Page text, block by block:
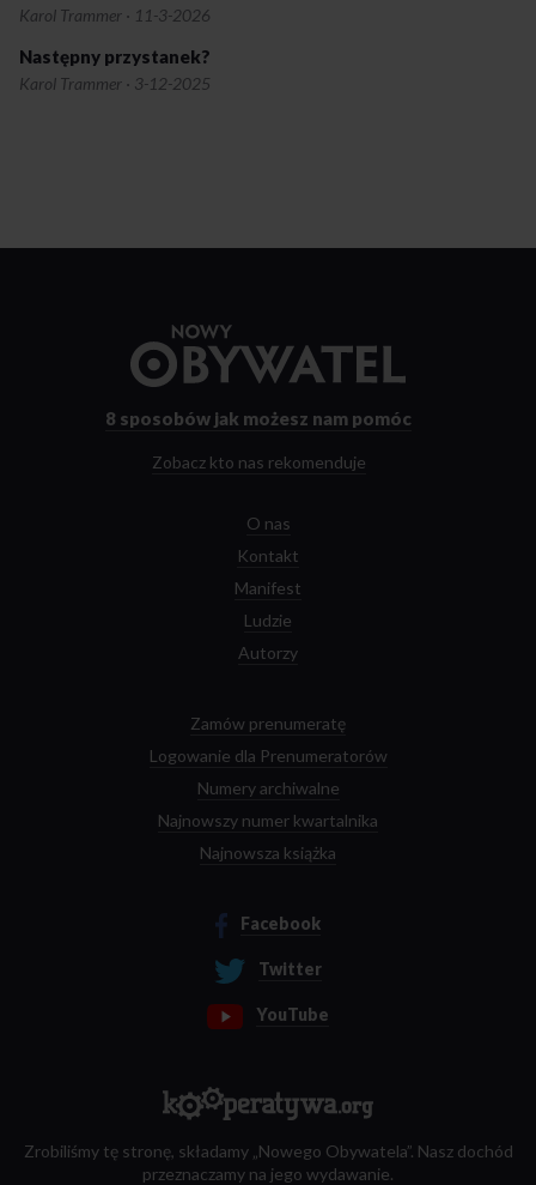
Karol Trammer · 11-3-2026
Następny przystanek?
Karol Trammer · 3-12-2025
strony
8 sposobów jak możesz nam pomóc
Zobacz kto nas rekomenduje
O nas
Kontakt
Manifest
Ludzie
Autorzy
Zamów prenumeratę
Logowanie dla Prenumeratorów
Numery archiwalne
Najnowszy numer kwartalnika
Najnowsza książka
Facebook
Twitter
YouTube
Zrobiliśmy tę stronę, składamy „Nowego Obywatela”. Nasz dochód
przeznaczamy na jego wydawanie.